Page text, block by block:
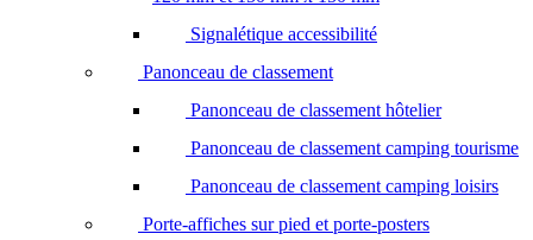
Signalétique accessibilité
Panonceau de classement
Panonceau de classement hôtelier
Panonceau de classement camping tourisme
Panonceau de classement camping loisirs
Porte-affiches sur pied et porte-posters